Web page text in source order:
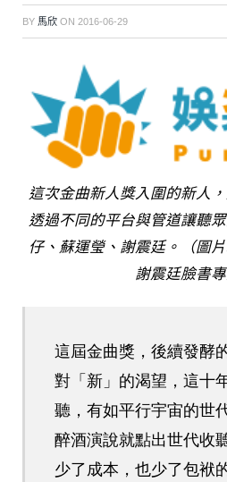
BY 馬欣 ON 2016-06-29
這次金曲新人獎入圍的新人
透過不同的平台與管道讓聽
仔、蘇運瑩、謝震廷。（圖
謝震廷臉書專
這屆金曲獎，後續發酵
對「新」的渴望，這十
聽，有如平行宇宙的世
醉酒演說就點出世代收
少了成本，也少了包袱